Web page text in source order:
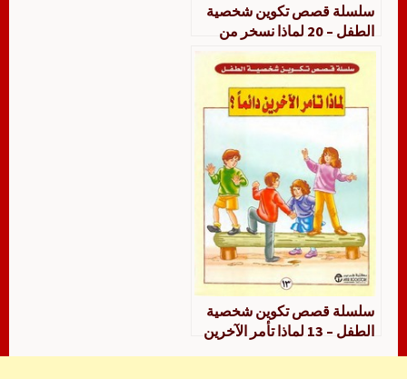
سلسلة قصص تكوين شخصية
الطفل – 20 لماذا نسخر من
الآخرين؟
سلسلة قصص تكوين شخصية
الطفل – 13 لماذا تأمر الآخرين